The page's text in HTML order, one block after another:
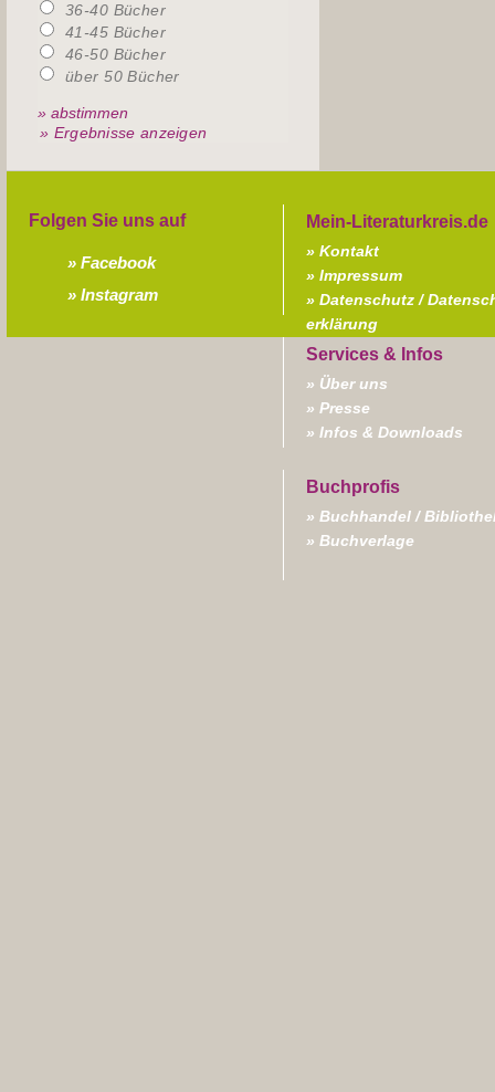
36-40 Bücher
41-45 Bücher
46-50 Bücher
über 50 Bücher
» Ergebnisse anzeigen
Kontakt
Impressum
Datenschutz /
erklärung
Über uns
Presse
Infos & Downloads
Buchhandel /
Buchverlage
Folgen Sie uns auf
Facebook
Instagram